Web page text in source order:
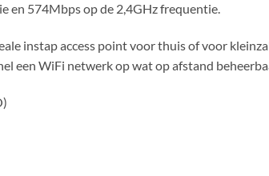
en 574Mbps op de 2,4GHz frequentie.
instap access point voor thuis of voor
een WiFi netwerk op wat op afstand